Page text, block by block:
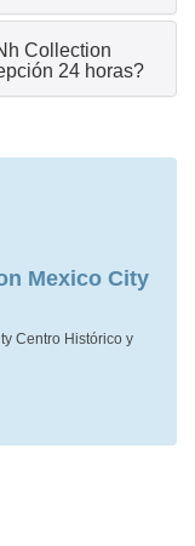
Collection
24 horas?
Mexico City
Centro Histórico y